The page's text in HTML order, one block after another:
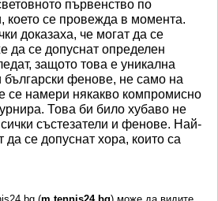
първенство по
което се провежда в момента.
доказаха, че могат да се
да се допуснат определен
защото това е уникална
български фенове, не само на
се намери някакво компромисно
Това би било хубаво не
състезатели и фенове. Най-
да се допуснат хора, които са